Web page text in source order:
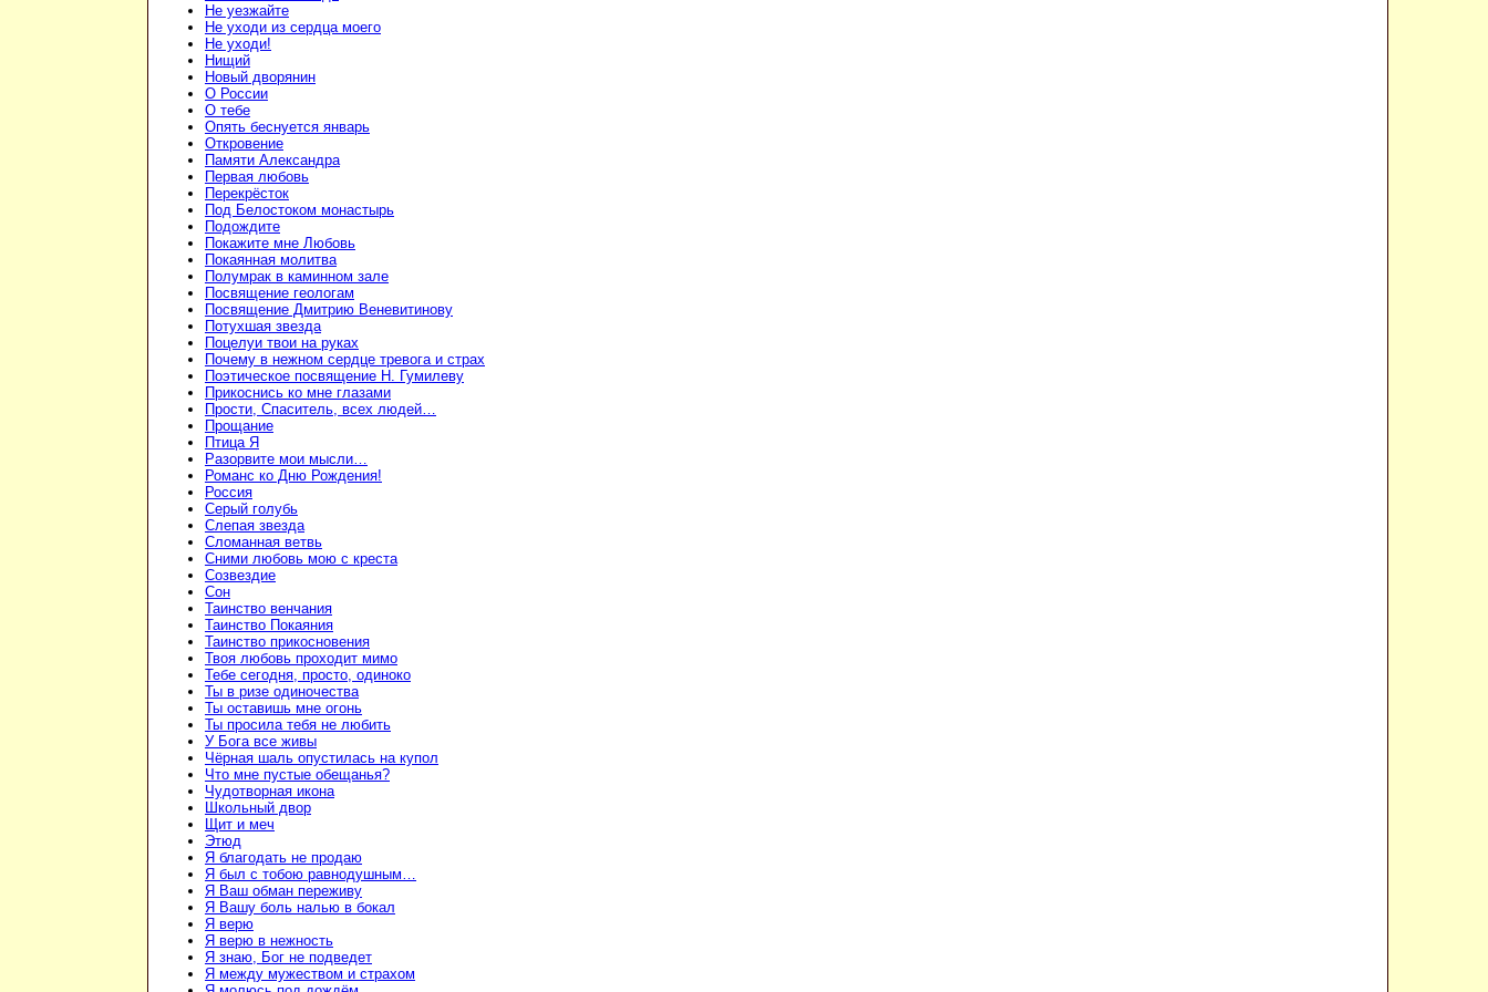
Не уезжайте
Не уходи из сердца моего
Не уходи!
Нищий
Новый дворянин
О России
О тебе
Опять беснуется январь
Откровение
Памяти Александра
Первая любовь
Перекрёсток
Под Белостоком монастырь
Подождите
Покажите мне Любовь
Покаянная молитва
Полумрак в каминном зале
Посвящение геологам
Посвящение Дмитрию Веневитинову
Потухшая звезда
Поцелуи твои на руках
Почему в нежном сердце тревога и страх
Поэтическое посвящение Н. Гумилеву
Прикоснись ко мне глазами
Прости, Спаситель, всех людей…
Прощание
Птица Я
Разорвите мои мысли…
Романс ко Дню Рождения!
Россия
Серый голубь
Слепая звезда
Сломанная ветвь
Сними любовь мою с креста
Созвездие
Сон
Таинство венчания
Таинство Покаяния
Таинство прикосновения
Твоя любовь проходит мимо
Тебе сегодня, просто, одиноко
Ты в ризе одиночества
Ты оставишь мне огонь
Ты просила тебя не любить
У Бога все живы
Чёрная шаль опустилась на купол
Что мне пустые обещанья?
Чудотворная икона
Школьный двор
Щит и меч
Этюд
Я благодать не продаю
Я был с тобою равнодушным…
Я Ваш обман переживу
Я Вашу боль налью в бокал
Я верю
Я верю в нежность
Я знаю, Бог не подведет
Я между мужеством и страхом